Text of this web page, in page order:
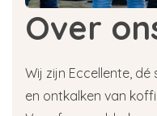
Over
Wij zijn Eccellente,
en ontkalken van